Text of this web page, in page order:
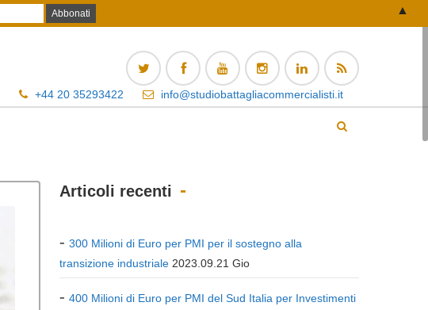
+44 20 35293422 info@studiobattagliacommercialisti.it
Articoli recenti
300 Milioni di Euro per PMI per il sostegno alla
transizione industriale 2023.09.21 Gio
400 Milioni di Euro per PMI del Sud Italia per Investimenti
▲